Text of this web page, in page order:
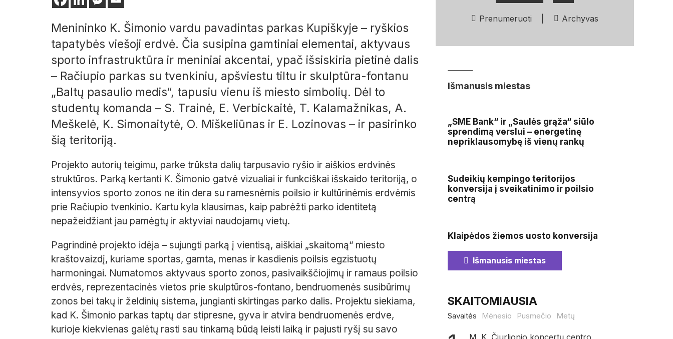
Menininko K. Šimonio vardu pavadintas parkas Kupiškyje – ryškios
tapatybės viešoji erdvė. Čia susipina gamtiniai elementai, aktyvaus
sporto infrastruktūra ir meniniai akcentai, ypač išsiskiria pietinė dalis
– Račiupio parkas su tvenkiniu, apšviestu tiltu ir skulptūra-fontanu
„Baltų pasaulio medis“, tapusiu vienu iš miesto simbolių. Dėl to
studentų komanda – S. Trainė, E. Verbickaitė, T. Kalamažnikas, A.
Meškelė, K. Simonaitytė, O. Miškeliūnas ir E. Lozinovas – ir pasirinko
šią teritoriją.
Projekto autorių teigimu, parke trūksta dalių tarpusavio ryšio ir aiškios erdvinės
struktūros. Parką kertanti K. Šimonio gatvė vizualiai ir funkciškai išskaido teritoriją, o
intensyvios sporto zonos ne itin dera su ramesnėmis poilsio ir kultūrinėmis erdvėmis
prie Račiupio tvenkinio. Kartu kyla klausimas, kaip pabrėžti parko identitetą
nepažeidžiant jau pamėgtų ir aktyviai naudojamų vietų.
Pagrindinė projekto idėja – sujungti parką į vientisą, aiškiai „skaitomą“ miesto
kraštovaizdį, kuriame sportas, gamta, menas ir kasdienis poilsis egzistuotų
harmoningai. Numatomos aktyvaus sporto zonos, pasivaikščiojimų ir ramaus poilsio
erdvės, reprezentacinės vietos prie skulptūros-fontano, bendruomenės susibūrimų
zonos bei takų ir želdinių sistema, jungianti skirtingas parko dalis. Projektu siekiama,
kad K. Šimonio parkas taptų dar stipresne, gyva ir atvira bendruomenės erdve,
kurioje kiekvienas galėtų rasti sau tinkamą būdą leisti laiką ir pajusti ryšį su savo
Prenumeruoti Archyvas
Išmanusis miestas
„SME Bank“ ir „Saulės grąža“ siūlo
sprendimą verslui – energetinę
nepriklausomybę iš vienų rankų
Sudeikių kempingo teritorijos
konversija į sveikatinimo ir poilsio
centrą
Klaipėdos žiemos uosto konversija
Išmanusis miestas
SKAITOMIAUSIA
Savaitės Mėnesio Pusmečio Metų